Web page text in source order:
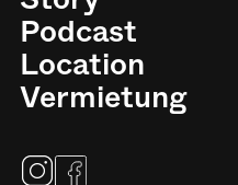
Podcast
Location
Vermietung